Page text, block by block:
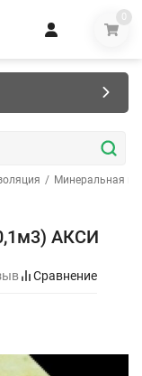
0
/ Минеральная
АКСИ
Сравнение